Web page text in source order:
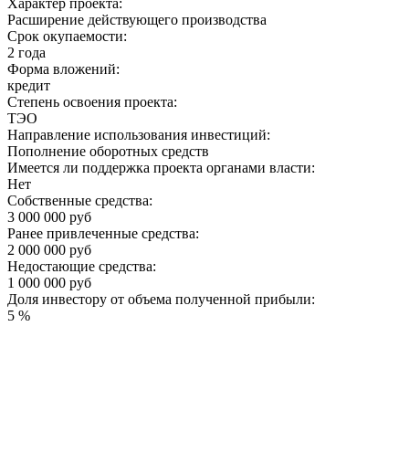
Расширение действующего производства
Срок окупаемости:
2 года
Форма вложений:
кредит
Степень освоения проекта:
ТЭО
Направление использования инвестиций:
Пополнение оборотных средств
Имеется ли поддержка проекта органами власти:
Нет
Собственные средства:
3 000 000 руб
Ранее привлеченные средства:
2 000 000 руб
Недостающие средства:
1 000 000 руб
Доля инвестору от объема полученной прибыли:
5 %